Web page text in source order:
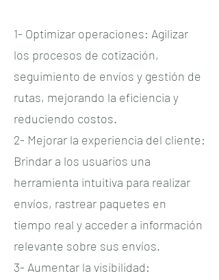
1- Optimizar operaciones: Agilizar
los procesos de cotización,
seguimiento de envíos y gestión de
rutas, mejorando la eficiencia y
reduciendo costos.
2- Mejorar la experiencia del cliente:
Brindar a los usuarios una
herramienta intuitiva para realizar
envíos, rastrear paquetes en
tiempo real y acceder a información
relevante sobre sus envíos.
3- Aumentar la visibilidad: